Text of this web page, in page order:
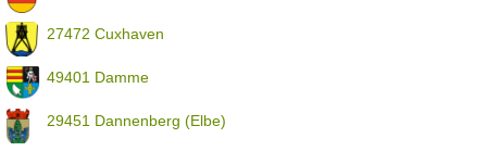
27472 Cuxhaven
49401 Damme
29451 Dannenberg (Elbe)